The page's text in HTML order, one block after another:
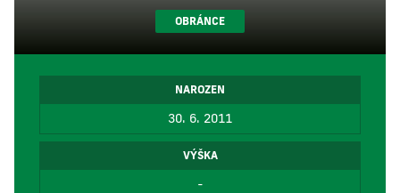
OBRÁNCE
NAROZEN
30. 6. 2011
VÝŠKA
-